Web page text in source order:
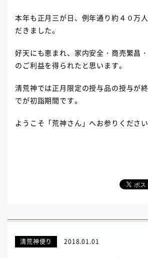
本年も正月三が日、例年通り約４０万
だきました。
好天にも恵まれ、家内安全・商売繁昌
のご利益を得られたと思います。
清荒神では正月限定の授与品の授与が
でが初詣期間です。
ようこそ「荒神さん」へお参りください
清荒神便り 2018.01.01